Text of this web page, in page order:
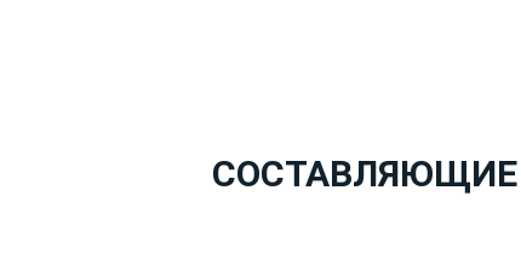
СОСТАВЛЯЮЩИЕ